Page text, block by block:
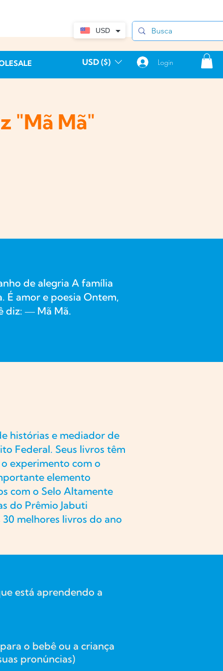
USD ($) Login
"Mã Mã"
de alegria A família
amor e poesia Ontem,
diz: ― Mã Mã.
histórias e mediador de
Federal. Seus livros têm
experimento com o
elemento
com o Selo Altamente
do Prêmio Jabuti
melhores livros do ano
está aprendendo a
o bebê ou a criança
pronúncias)
USD